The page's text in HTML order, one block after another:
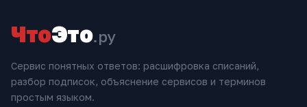
ЧтоЭто.ру
Сервис понятных ответов: расшифровка списаний,
разбор подписок, объяснение сервисов и терминов
простым языком.